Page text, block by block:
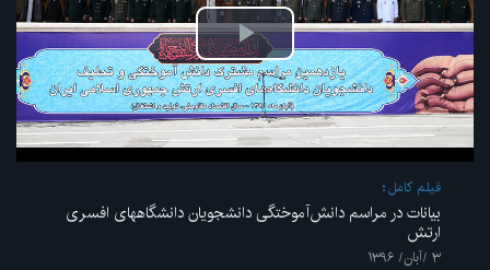
پخش
ویدیو
فیلم کامل
بیانات در مراسم دانش‌آموختگی دانشجویان دانشگاههای افسری
ارتش
۳ /آبان/ ۱۳۹۶